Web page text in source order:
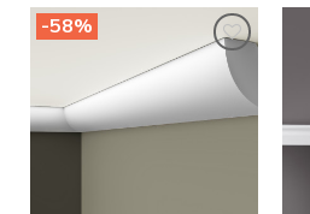
-58%
Legg til
ønskeliste